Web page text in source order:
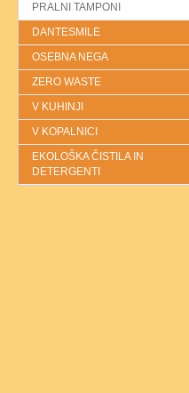
PRALNI TAMPONI
DANTESMILE
OSEBNA NEGA
ZERO WASTE
V KUHINJI
V KOPALNICI
EKOLOŠKA ČISTILA IN
DETERGENTI